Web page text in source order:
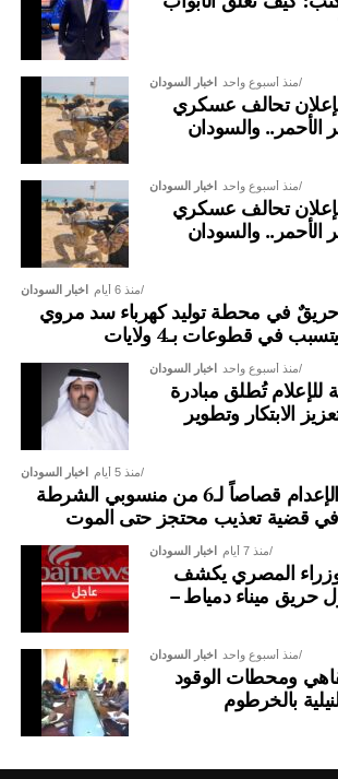
اخبار السودان منذ أسبوع واحد
تحالف عسكري
الأحمر.. والسودان
اخبار السودان منذ أسبوع واحد
تحالف عسكري
الأحمر.. والسودان
اخبار السودان منذ 6 أيام
حريقٌ في محطة توليد كهرباء سد مروي
يتسبب في قطوعات بـ4 ولايات
اخبار السودان منذ أسبوع واحد
تُطلق مبادرة
الابتكار وتطوير
اخبار السودان منذ 5 أيام
الإعدام قصاصاً لـ6 من منسوبي الشرطة
في قضية تعذيب محتجز حتى الموت
اخبار السودان منذ 7 أيام
المصري يكشف
حريق ميناء دمياط –
اخبار السودان منذ أسبوع واحد
ومحطات الوقود
بالخرطوم